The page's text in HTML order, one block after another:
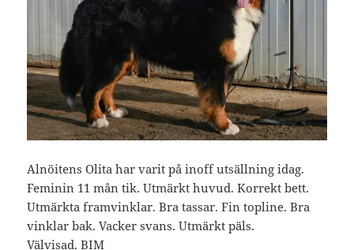
Alnöitens Olita har varit på inoff utsällning idag.
Feminin 11 mån tik. Utmärkt huvud. Korrekt bett.
Utmärkta framvinklar. Bra tassar. Fin topline. Bra
vinklar bak. Vacker svans. Utmärkt päls.
Välvisad. BIM